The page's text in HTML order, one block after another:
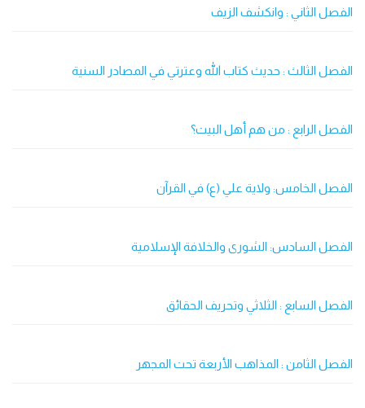
الفصل الثاني : وانكشف الزيف
الفصل الثالث : حديث كتاب الله وعترتي في المصادر السنية
الفصل الرابع : من هم أهل البيت؟
الفصل الخامس: ولاية علي (ع) في القرآن
الفصل السادس: الشورى والخلافة الإسلامية
الفصل السابع : الثلاثي وتحريف الحقائق
الفصل الثامن : المذاهب الأربعة تحت المجهر